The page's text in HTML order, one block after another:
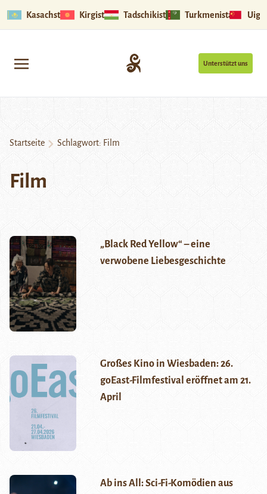
Kasachstan Kirgistan Tadschikistan Turkmenistan
Unterstützt uns
Startseite Schlagwort: Film
Film
„Black Red Yellow“ – eine
verwobene Liebesgeschichte
Großes Kino in Wiesbaden: 26.
goEast-Filmfestival eröffnet am 21.
April
Ab ins All: Sci-Fi-Komödien aus